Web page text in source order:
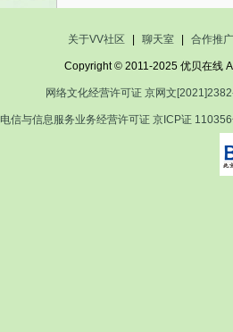
关于VV社区 聊天室 合作推广
Copyright © 2011-2025 优贝在线
网络文化经营许可证 京网文
电信与信息服务业务经营许可证 京ICP证